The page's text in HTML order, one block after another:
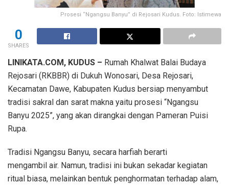
Prosesi “Ngangsu Banyu” di Rejosari Kudus. Foto: Istimewa
0
SHARES
LINIKATA.COM, KUDUS – Rumah Khalwat Balai Budaya
Rejosari (RKBBR) di Dukuh Wonosari, Desa Rejosari,
Kecamatan Dawe, Kabupaten Kudus bersiap menyambut
tradisi sakral dan sarat makna yaitu prosesi “Ngangsu
Banyu 2025”, yang akan dirangkai dengan Pameran Puisi
Rupa.
Tradisi Ngangsu Banyu, secara harfiah berarti
mengambil air. Namun, tradisi ini bukan sekadar kegiatan
ritual biasa, melainkan bentuk penghormatan terhadap alam,